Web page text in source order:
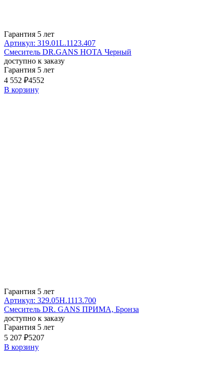
Гарантия 5 лет
Артикул: 319.01L.1123.407
Смеситель DR.GANS НОТА Черный
доступно к заказу
Гарантия 5 лет
4 552 ₽4552
В корзину
Гарантия 5 лет
Артикул: 329.05H.1113.700
Смеситель DR. GANS ПРИМА, Бронза
доступно к заказу
Гарантия 5 лет
5 207 ₽5207
В корзину